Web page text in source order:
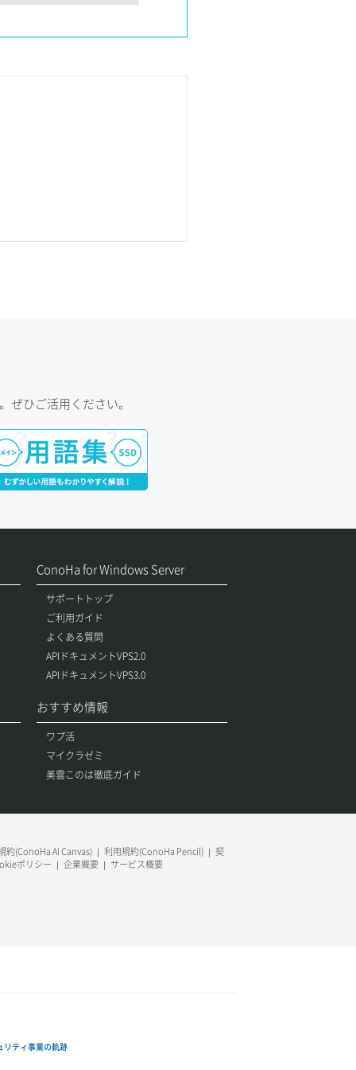
ひご活用ください。
ConoHa for Windows Server
サポートトップ
ご利用ガイド
よくある質問
APIドキュメントVPS2.0
APIドキュメントVPS3.0
おすすめ情報
ワプ活
マイクラゼミ
美雲このは徹底ガイド
約(ConoHa AI Canvas) 利用規約(ConoHa Pencil)
契
ポリシー
企業概要 サービス概要
リティ事業の軌跡